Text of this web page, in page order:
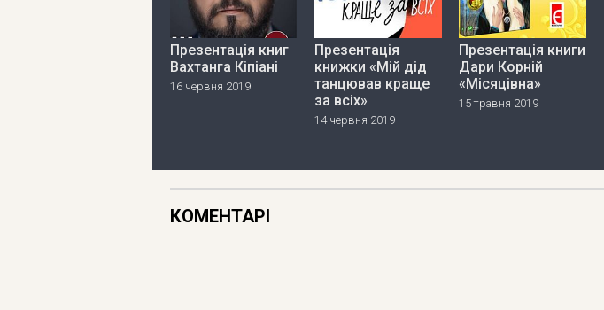
Презентація книг
Вахтанга Кіпіані
16 червня 2019
Презентація
книжки «Мій дід
танцював краще
за всіх»
14 червня 2019
Презентація книги
Дари Корній
«Місяцівна»
15 травня 2019
КОМЕНТАРІ